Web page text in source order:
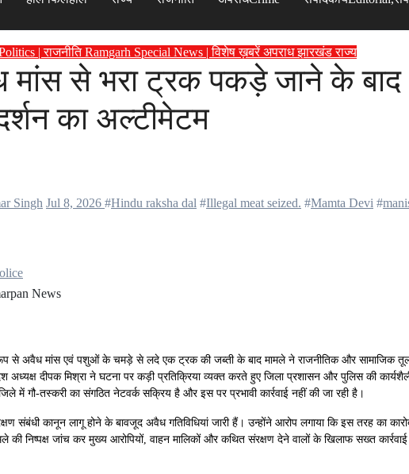
| राजनीतिRamgarh Special News | विशेष ख़बरें अपराधझारखंडराज्य
मांस से भरा ट्रक पकड़े जाने के बाद
का अल्टीमेटम
Singh Jul 8, 2026 #Hindu raksha dal #Illegal meat seized. #Mamta Devi #
रूप से अवैध मांस एवं पशुओं के चमड़े से लदे एक ट्रक की जब्ती के बाद मामले ने राजनीतिक और सामाजिक
दीपक मिश्रा ने घटना पर कड़ी प्रतिक्रिया व्यक्त करते हुए जिला प्रशासन और पुलिस की
में गौ-तस्करी का संगठित नेटवर्क सक्रिय है और इस पर प्रभावी कार्रवाई नहीं की जा रही है।
संबंधी कानून लागू होने के बावजूद अवैध गतिविधियां जारी हैं। उन्होंने आरोप लगाया कि इस तरह का
की निष्पक्ष जांच कर मुख्य आरोपियों, वाहन मालिकों और कथित संरक्षण देने वालों के खिलाफ सख्त कार्रवाई